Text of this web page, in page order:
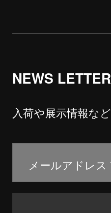
NEWS LETTER
入荷や展示情報な